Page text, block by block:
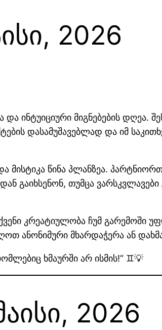
2026
და ინტუიციური მიგნებების
დასამუშავებლად და იმ
წინა პლანზეა.
გაიხსენონ, თუმცა
კრეატიულობა ჩუმ
ანონიმური მხარდაჭერა ან
ხმაურში არ ისმის!“ ♊💡
2026